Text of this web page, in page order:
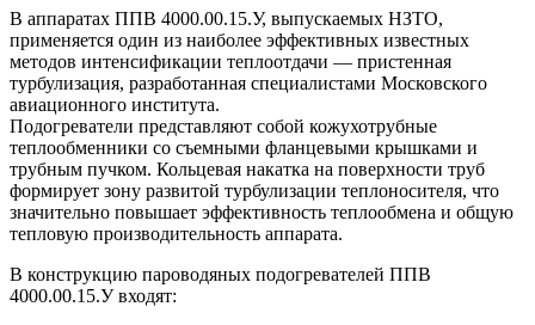
В аппаратах ППВ 4000.00.15.У, выпускаемых НЗТО,
применяется один из наиболее эффективных известных
методов интенсификации теплоотдачи — пристенная
турбулизация, разработанная специалистами Московского
авиационного института.
Подогреватели представляют собой кожухотрубные
теплообменники со съемными фланцевыми крышками и
трубным пучком. Кольцевая накатка на поверхности труб
формирует зону развитой турбулизации теплоносителя, что
значительно повышает эффективность теплообмена и общую
тепловую производительность аппарата.
В конструкцию пароводяных подогревателей ППВ
4000.00.15.У входят: